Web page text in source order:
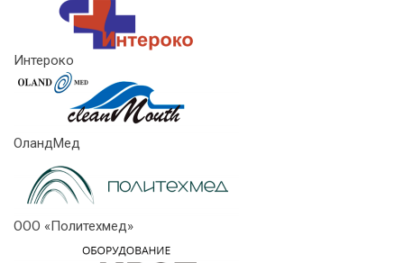
Интероко
ОландМед
ООО «Политехмед»